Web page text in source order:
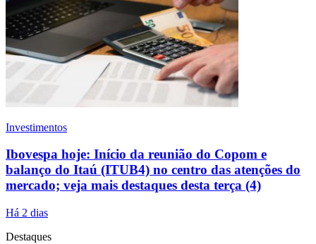
Investimentos
Ibovespa hoje: Início da reunião do Copom e
balanço do Itaú (ITUB4) no centro das atenções do
mercado; veja mais destaques desta terça (4)
Há 2 dias
Destaques